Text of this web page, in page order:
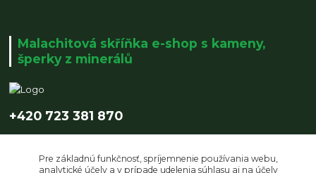
Malachitová skříňka e-shop s kameny,
šperky z minerálů
+420 723 381 870
Pre základnú funkčnosť, spríjemnenie používania webu,
analytické účely a v prípade udelenia súhlasu aj na účely